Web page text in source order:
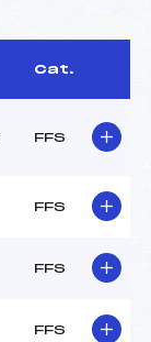
Cat.
FFS
FFS
FFS
FFS